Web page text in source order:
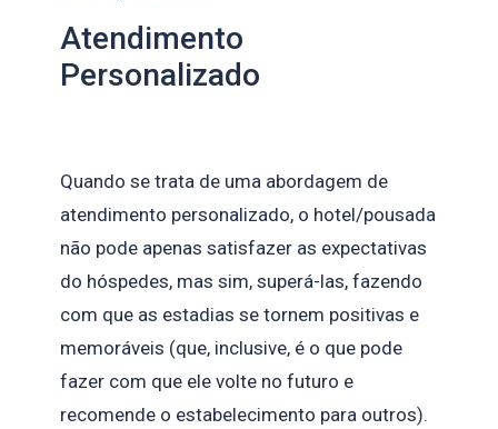
Atendimento
Personalizado
Quando se trata de uma abordagem de
atendimento personalizado, o hotel/pousada
não pode apenas satisfazer as expectativas
do hóspedes, mas sim, superá-las, fazendo
com que as estadias se tornem positivas e
memoráveis (que, inclusive, é o que pode
fazer com que ele volte no futuro e
recomende o estabelecimento para outros).